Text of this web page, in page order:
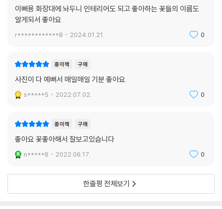
이뻐용 화장대에 놔두니 인테리어도 되고 좋아하는 꽃들의 이름도
알게되서 좋아요
r************8 2024.01.21. 0
종이책 구매
사진이 다 예뻐서 매일매일 기분 좋아요.
s*****5 2022.07.02. 0
종이책 구매
좋아요 꽃좋아해서 잘보고있습니다
n*****8 2022.06.17. 0
한줄평 전체보기